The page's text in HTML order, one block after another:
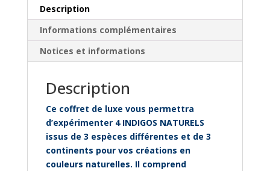
Description
Informations complémentaires
Notices et informations
Description
Ce coffret de luxe vous permettra
d’expérimenter 4 INDIGOS NATURELS
issus de 3 espèces différentes et de 3
continents pour vos créations en
couleurs naturelles. Il comprend